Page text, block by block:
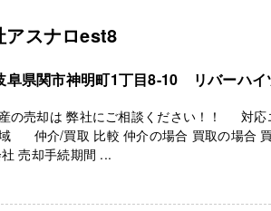
アスナロest8
阜県関市神明町1丁目8-10 リバーハイ
の売却は 弊社にご相談ください！！ 対応
仲介/買取 比較 仲介の場合 買取の場合
売却手続期間 ...